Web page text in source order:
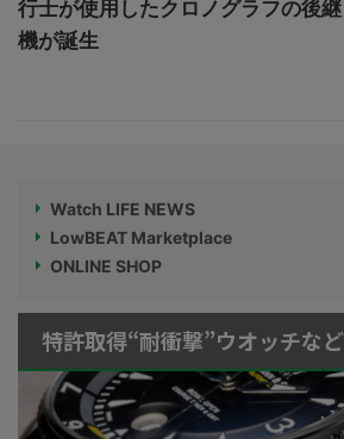
行士が使用したクロノグラフの後継
機が誕生
Watch LIFE NEWS
LowBEAT Marketplace
ONLINE SHOP
特許取得“耐衝撃”ウオッチなど